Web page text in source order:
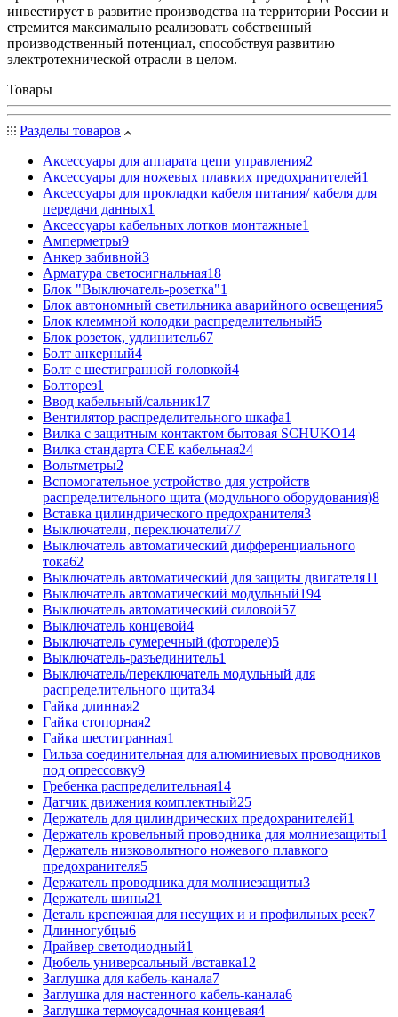
инвестирует в развитие производства на территории России и
стремится максимально реализовать собственный
производственный потенциал, способствуя развитию
электротехнической отрасли в целом.
Товары
Разделы товаров
Аксессуары для аппарата цепи управления2
Аксессуары для ножевых плавких предохранителей1
Аксессуары для прокладки кабеля питания/ кабеля для
передачи данных1
Аксессуары кабельных лотков монтажные1
Амперметры9
Анкер забивной3
Арматура светосигнальная18
Блок "Выключатель-розетка"1
Блок автономный светильника аварийного освещения5
Блок клеммной колодки распределительный5
Блок розеток, удлинитель67
Болт анкерный4
Болт с шестигранной головкой4
Болторез1
Ввод кабельный/сальник17
Вентилятор распределительного шкафа1
Вилка с защитным контактом бытовая SCHUKO14
Вилка стандарта CEE кабельная24
Вольтметры2
Вспомогательное устройство для устройств
распределительного щита (модульного оборудования)8
Вставка цилиндрического предохранителя3
Выключатели, переключатели77
Выключатель автоматический дифференциального
тока62
Выключатель автоматический для защиты двигателя11
Выключатель автоматический модульный194
Выключатель автоматический силовой57
Выключатель концевой4
Выключатель сумеречный (фотореле)5
Выключатель-разъединитель1
Выключатель/переключатель модульный для
распределительного щита34
Гайка длинная2
Гайка стопорная2
Гайка шестигранная1
Гильза соединительная для алюминиевых проводников
под опрессовку9
Гребенка распределительная14
Датчик движения комплектный25
Держатель для цилиндрических предохранителей1
Держатель кровельный проводника для молниезащиты1
Держатель низковольтного ножевого плавкого
предохранителя5
Держатель проводника для молниезащиты3
Держатель шины21
Деталь крепежная для несущих и и профильных реек7
Длинногубцы6
Драйвер светодиодный1
Дюбель универсальный /вставка12
Заглушка для кабель-канала7
Заглушка для настенного кабель-канала6
Заглушка термоусадочная концевая4